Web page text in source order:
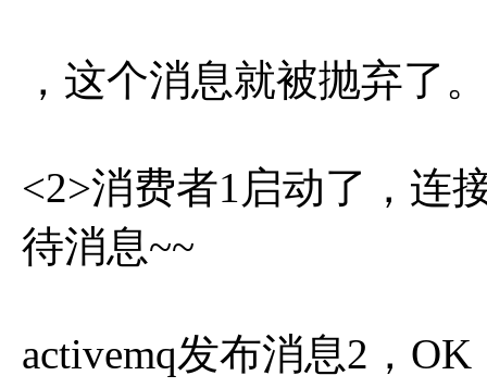
，这个消息就被抛弃了。
<2>消费者1启动了，连
待消息~~
activemq发布消息2，